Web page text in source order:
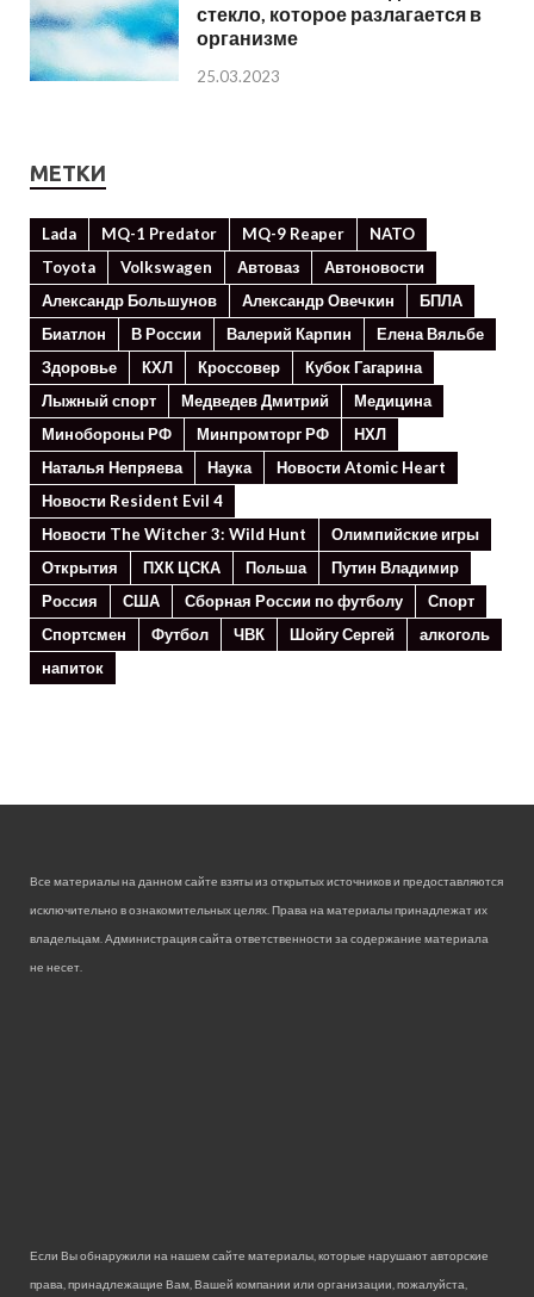
стекло, которое разлагается в
организме
25.03.2023
МЕТКИ
Lada MQ-1 Predator MQ-9 Reaper
NATO
Toyota
Volkswagen Автоваз
Автоновости
Александр Большунов
Александр Овечкин
БПЛА
Биатлон
В России Валерий Карпин
Елена Вяльбе
Здоровье
КХЛ Кроссовер
Кубок Гагарина
Лыжный спорт
Медведев Дмитрий
Медицина
Минoбороны РФ
Минпромторг РФ
НХЛ
Наталья Непряева
Наука
Новости Atomic Heart
Новости Resident Evil 4
Новости The Witcher 3: Wild Hunt
Олимпийские игры
Открытия
ПХК ЦСКА Польша
Путин Владимир
Россия
США Сборная России по футболу
Спорт
Спортсмен
Футбол ЧВК Шойгу Сергей
алкоголь
напиток
Все материалы на данном сайте взяты из открытых источников и предоставляются
исключительно в ознакомительных целях. Права на материалы принадлежат их
владельцам. Администрация сайта ответственности за содержание материала
не несет.
Если Вы обнаружили на нашем сайте материалы, которые нарушают авторские
права, принадлежащие Вам, Вашей компании или организации, пожалуйста,